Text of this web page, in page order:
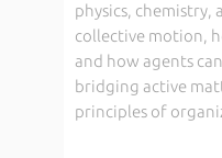
physics, chemistry,
collective motion,
and how agents
bridging active
principles of